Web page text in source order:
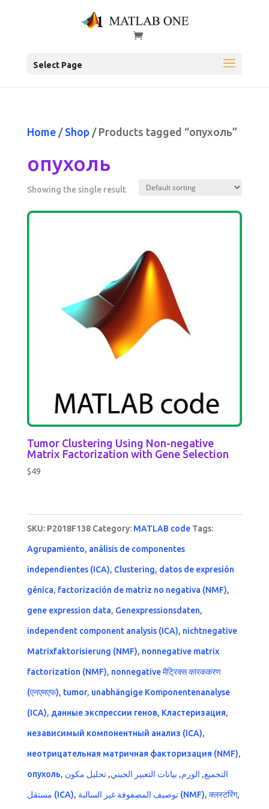
Select Page
Home/ Shop/ Products tagged “опухоль”
опухоль
Showing the single result
Tumor Clustering Using Non-negative
Matrix Factorization with Gene Selection
$49
SKU: P2018F138 Category: MATLAB code Tags:
Agrupamiento, análisis de componentes
independientes (ICA), Clustering, datos de expresión
génica, factorización de matriz no negativa (NMF),
gene expression data, Genexpressionsdaten,
independent component analysis (ICA), nichtnegative
Matrixfaktorisierung (NMF), nonnegative matrix
factorization (NMF), nonnegative मैट्रिक्स कारककरण
(एनएमएफ), tumor, unabhängige Komponentenanalyse
(ICA), данные экспрессии генов, Кластеризация,
независимый компонентный анализ (ICA),
неотрицательная матричная факторизация (NMF),
опухоль, التجميع, الورم, بيانات التعبير الجيني,تحليل مكون
مستقل (ICA), توصيف المصفوفة غير السالبة (NMF), क्लस्टरिंग,